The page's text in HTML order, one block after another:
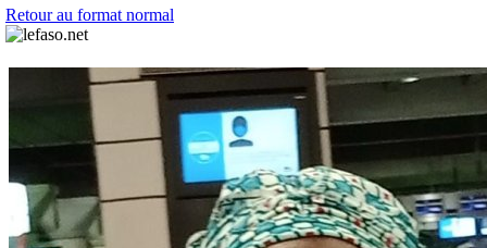
Retour au format normal